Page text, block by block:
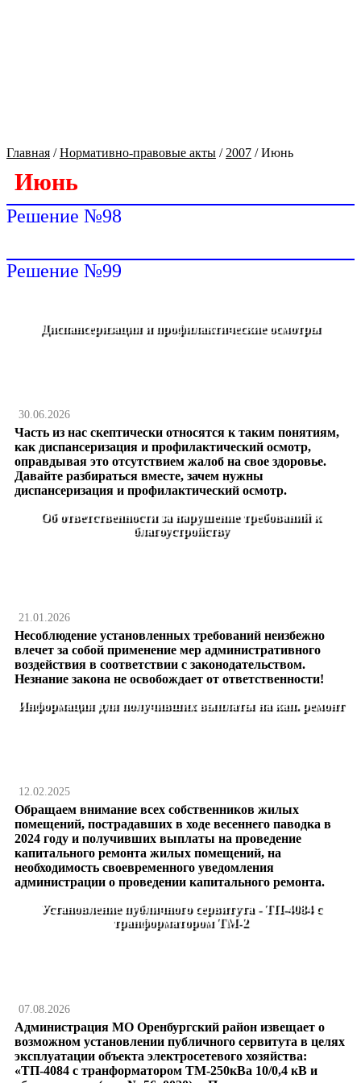
Главная /Нормативно-правовые акты / 2007 /Июнь
Июнь
Решение №98
Решение №99
Диспансеризация и профилактические осмотры
30.06.2026
Часть из нас скептически относятся к таким понятиям,
как диспансеризация и профилактический осмотр,
оправдывая это отсутствием жалоб на свое здоровье.
Давайте разбираться вместе, зачем нужны
диспансеризация и профилактический осмотр.
Об ответственности за нарушение требований к
благоустройству
21.01.2026
Несоблюдение установленных требований неизбежно
влечет за собой применение мер административного
воздействия в соответствии с законодательством.
Незнание закона не освобождает от ответственности!
Информация для получивших выплаты на кап. ремонт
12.02.2025
Обращаем внимание всех собственников жилых
помещений, пострадавших в ходе весеннего паводка в
2024 году и получивших выплаты на проведение
капитального ремонта жилых помещений, на
необходимость своевременного уведомления
администрации о проведении капитального ремонта.
Установление публичного сервитута - ТП-4084 с
транформатором ТМ-2
07.08.2026
Администрация МО Оренбургский район извещает о
возможном установлении публичного сервитута в целях
эксплуатации объекта электросетевого хозяйства:
«ТП-4084 с транформатором ТМ-250кВа 10/0,4 кВ и